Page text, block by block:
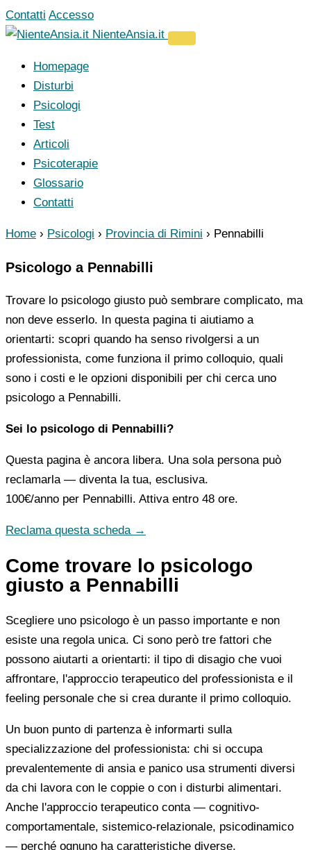
Vai
al
Contatti Accesso
NienteAnsia.it
Homepage
Disturbi
Psicologi
Test
Articoli
Psicoterapie
Glossario
Contatti
Home › Psicologi › Provincia di Rimini › Pennabilli
Psicologo a Pennabilli
Trovare lo psicologo giusto può sembrare complicato, ma
non deve esserlo. In questa pagina ti aiutiamo a
orientarti: scopri quando ha senso rivolgersi a un
professionista, come funziona il primo colloquio, quali
sono i costi e le opzioni disponibili per chi cerca uno
psicologo a Pennabilli.
Sei lo psicologo di Pennabilli?
Questa pagina è ancora libera. Una sola persona può
reclamarla — diventa la tua, esclusiva.
100€/anno per Pennabilli. Attiva entro 48 ore.
Reclama questa scheda →
Come trovare lo psicologo
giusto a Pennabilli
Scegliere uno psicologo è un passo importante e non
esiste una regola unica. Ci sono però tre fattori che
possono aiutarti a orientarti: il tipo di disagio che vuoi
affrontare, l'approccio terapeutico del professionista e il
feeling personale che si crea durante il primo colloquio.
Un buon punto di partenza è informarti sulla
specializzazione del professionista: chi si occupa
prevalentemente di ansia e panico usa strumenti diversi
da chi lavora con le coppie o con i disturbi alimentari.
Anche l'approccio terapeutico conta — cognitivo-
comportamentale, sistemico-relazionale, psicodinamico
— perché ognuno ha caratteristiche diverse.